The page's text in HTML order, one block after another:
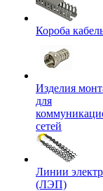
Короба
Изделия
для
сетей
Линии
(ЛЭП)